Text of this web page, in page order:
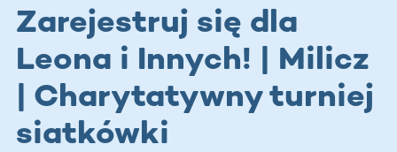
Zarejestruj się dla
Leona i Innych! | Milicz
| Charytatywny turniej
siatkówki